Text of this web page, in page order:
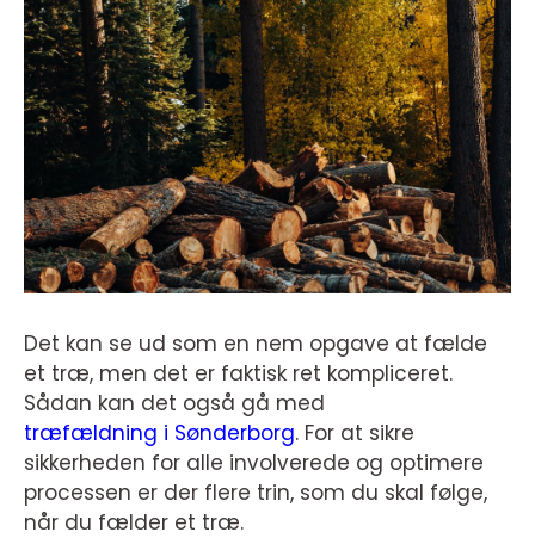
Det kan se ud som en nem opgave at fælde
et træ, men det er faktisk ret kompliceret.
Sådan kan det også gå med
træfældning i Sønderborg. For at sikre
sikkerheden for alle involverede og optimere
processen er der flere trin, som du skal følge,
når du fælder et træ.